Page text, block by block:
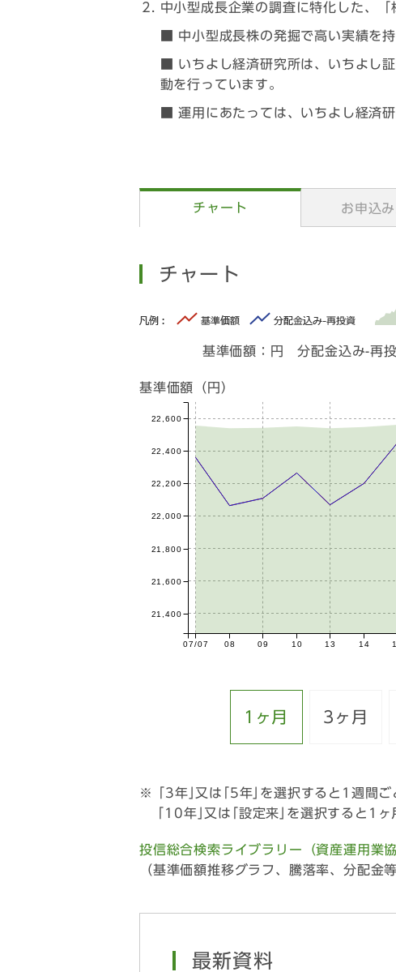
中小型成長企業の調査に特化した、
■ 中小型成長株の発掘で高い実績を
■ いちよし経済研究所は、いちよし
動を行っています。
■ 運用にあたっては、いちよし経済
チャート お申込
チャート
基準価額： 円 分配金込み-再投
基準価額（円）
07/07 08 09 10 13 14
21,400
21,600
21,800
22,000
22,200
22,400
22,600
1ヶ月 3ヶ月
｢3年｣又は｢5年｣を選択すると1週間
｢10年｣又は｢設定来｣を選択すると1
投信総合検索ライブラリー（資産運用業
（基準価額推移グラフ、騰落率、分配金
最新資料